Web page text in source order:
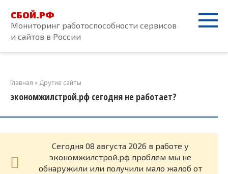
контенту
СБОЙ.РФ
Мониторинг работоспособности сервисов
и сайтов в России
Главная » Другие сайты
экономжилстрой.рф сегодня не работает?
Cегодня 08 августа 2026 в работе у
экономжилстрой.рф проблем мы не
обнаружили или получили мало жалоб от